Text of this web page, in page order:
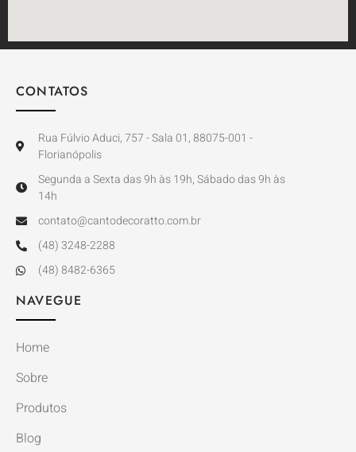
CONTATOS
Rua Fúlvio Aduci, 757 - Sala 01, 88075-001 -
Florianópolis
Segunda a Sexta das 9h às 19h, Sábado das 9h às
14h
contato@cantodecoratto.com.br
(48) 3248-2288
(48) 8482-6365
NAVEGUE
Home
Sobre
Produtos
Blog